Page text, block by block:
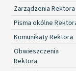
Zarządzenia Rektora
Pisma okólne
Komunikaty Rektora
Obwieszczenia
Rektora